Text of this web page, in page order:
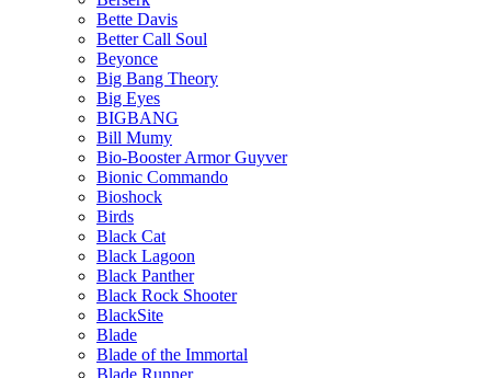
Bette Davis
Better Call Soul
Beyonce
Big Bang Theory
Big Eyes
BIGBANG
Bill Mumy
Bio-Booster Armor Guyver
Bionic Commando
Bioshock
Birds
Black Cat
Black Lagoon
Black Panther
Black Rock Shooter
BlackSite
Blade
Blade of the Immortal